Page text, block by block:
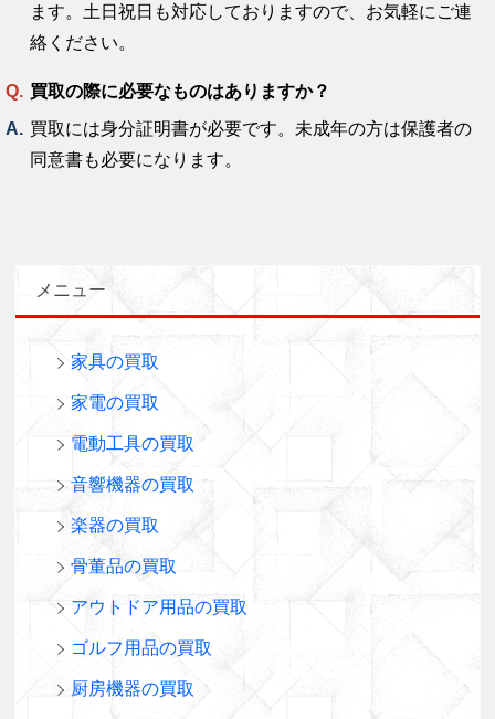
ます。土日祝日も対応しておりますので、お気軽にご連
絡ください。
買取の際に必要なものはありますか？
買取には身分証明書が必要です。未成年の方は保護者の
同意書も必要になります。
メニュー
家具の買取
家電の買取
電動工具の買取
音響機器の買取
楽器の買取
骨董品の買取
アウトドア用品の買取
ゴルフ用品の買取
厨房機器の買取